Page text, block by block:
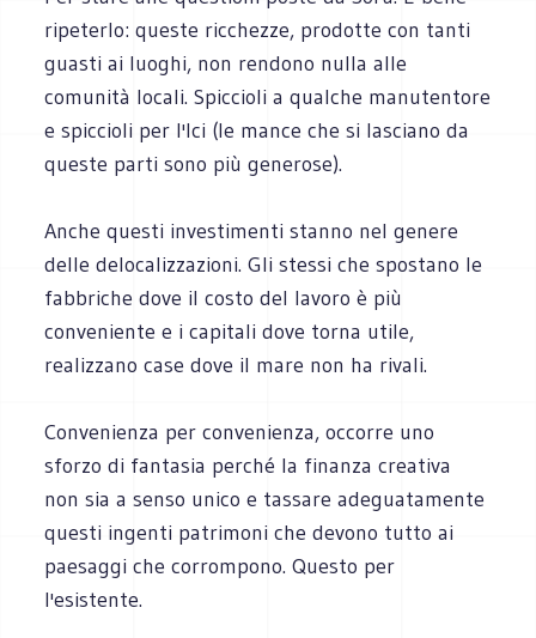
ripeterlo: queste ricchezze, prodotte con tanti
guasti ai luoghi, non rendono nulla alle
comunità locali. Spiccioli a qualche manutentore
e spiccioli per l'Ici (le mance che si lasciano da
queste parti sono più generose).
Anche questi investimenti stanno nel genere
delle delocalizzazioni. Gli stessi che spostano le
fabbriche dove il costo del lavoro è più
conveniente e i capitali dove torna utile,
realizzano case dove il mare non ha rivali.
Convenienza per convenienza, occorre uno
sforzo di fantasia perché la finanza creativa
non sia a senso unico e tassare adeguatamente
questi ingenti patrimoni che devono tutto ai
paesaggi che corrompono. Questo per
l'esistente.